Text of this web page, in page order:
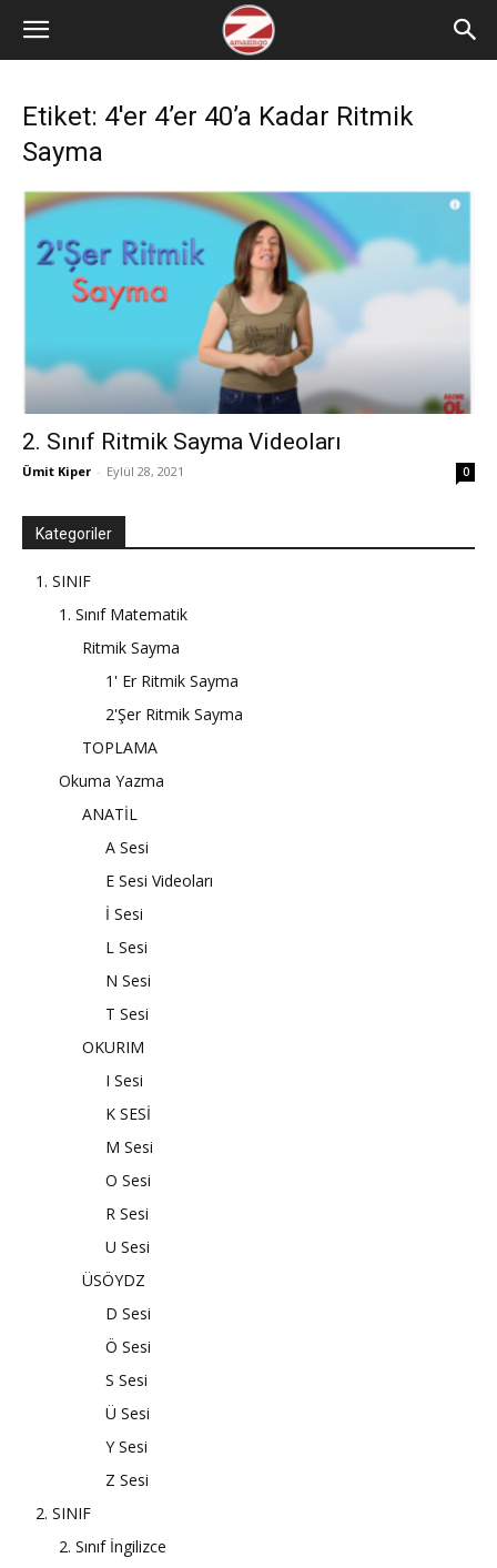
Etiket: 4'er 4’er 40’a Kadar Ritmik
Sayma
2. Sınıf Ritmik Sayma Videoları
Ümit Kiper - Eylül 28, 2021 0
Kategoriler
1. SINIF
1. Sınıf Matematik
Ritmik Sayma
1' Er Ritmik Sayma
2'Şer Ritmik Sayma
TOPLAMA
Okuma Yazma
ANATİL
A Sesi
E Sesi Videoları
İ Sesi
L Sesi
N Sesi
T Sesi
OKURIM
I Sesi
K SESİ
M Sesi
O Sesi
R Sesi
U Sesi
ÜSÖYDZ
D Sesi
Ö Sesi
S Sesi
Ü Sesi
Y Sesi
Z Sesi
2. SINIF
2. Sınıf İngilizce